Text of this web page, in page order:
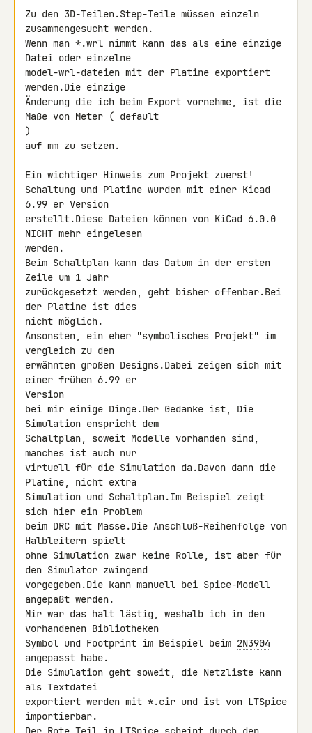
Zu den 3D-Teilen.Step-Teile müssen einzeln
zusammengesucht werden.
Wenn man *.wrl nimmt kann das als eine einzige
Datei oder einzelne
model-wrl-dateien mit der Platine exportiert
werden.Die einzige
Änderung die ich beim Export vornehme, ist die
Maße von Meter ( default
)
auf mm zu setzen.
Ein wichtiger Hinweis zum Projekt zuerst!
Schaltung und Platine wurden mit einer Kicad
6.99 er Version
erstellt.Diese Dateien können von KiCad 6.0.0
NICHT mehr eingelesen
werden.
Beim Schaltplan kann das Datum in der ersten
Zeile um 1 Jahr
zurückgesetzt werden, geht bisher offenbar.Bei
der Platine ist dies
nicht möglich.
Ansonsten, ein eher "symbolisches Projekt" im
vergleich zu den
erwähnten großen Designs.Dabei zeigen sich mit
einer frühen 6.99 er
Version
bei mir einige Dinge.Der Gedanke ist, Die
Simulation enspricht dem
Schaltplan, soweit Modelle vorhanden sind,
manches ist auch nur
virtuell für die Simulation da.Davon dann die
Platine, nicht extra
Simulation und Schaltplan.Im Beispiel zeigt
sich hier ein Problem
beim DRC mit Masse.Die Anschluß-Reihenfolge von
Halbleitern spielt
ohne Simulation zwar keine Rolle, ist aber für
den Simulator zwingend
vorgegeben.Die kann manuell bei Spice-Modell
angepaßt werden.
Mir war das halt lästig, weshalb ich in den
vorhandenen Bibliotheken
Symbol und Footprint im Beispiel beim 2N3904
angepasst habe.
Die Simulation geht soweit, die Netzliste kann
als Textdatei
exportiert werden mit *.cir und ist von LTSpice
importierbar.